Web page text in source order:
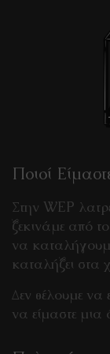
Ποιοί
Στην WEP
ξεκινάμε από
να
καταλήξει στα
Δεν θέλουμε να
να είμαστε μια